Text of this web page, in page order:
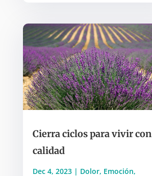
Cierra ciclos para vivir con
calidad
Dec 4, 2023| Dolor, Emoción,